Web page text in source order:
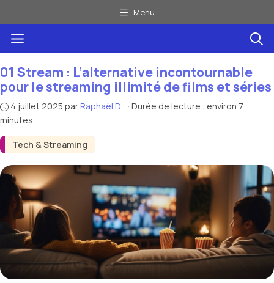
au
contenu
Menu
Menu
Tech & Streaming
01 Stream : L’alternative incontournable
pour le streaming illimité de films et séries
4 juillet 2025 par Raphaël D. · Durée de lecture : environ 7
minutes